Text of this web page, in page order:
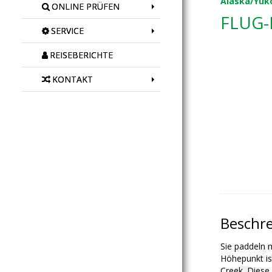
ONLINE PRÜFEN
SERVICE
REISEBERICHTE
KONTAKT
Sie paddeln
Höhepunkt